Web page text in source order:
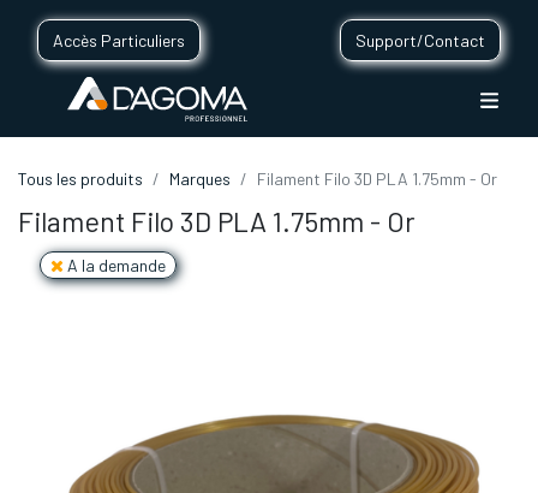
Accès Particuliers Support/Contact
Tous les produits Marques Filament Filo 3D PLA 1.75mm - Or
Filament Filo 3D PLA 1.75mm - Or
A la demande